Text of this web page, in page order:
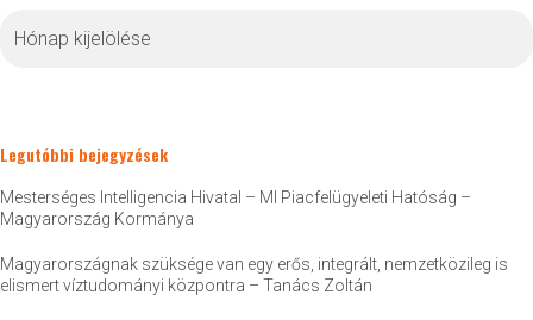
Legutóbbi bejegyzések
Mesterséges Intelligencia Hivatal – MI Piacfelügyeleti Hatóság –
Magyarország Kormánya
Magyarországnak szüksége van egy erős, integrált, nemzetközileg is
elismert víztudományi központra – Tanács Zoltán